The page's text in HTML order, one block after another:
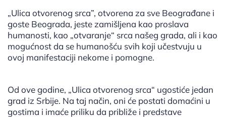
„Ulica otvorenog srca”, otvorena za sve Beograđane i
goste Beograda, jeste zamišljena kao proslava
humanosti, kao „otvaranje“ srca našeg grada, ali i kao
mogućnost da se humanošću svih koji učestvuju u
ovoj manifestaciji nekome i pomogne.
Od ove godine, „Ulica otvorenog srca“ ugostiće jedan
grad iz Srbije. Na taj način, oni će postati domaćini u
gostima i imaće priliku da približe i predstave